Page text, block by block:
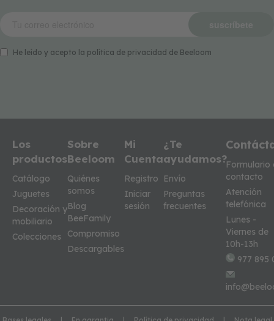
He leído y acepto la política de privacidad de Beeloom
Los
productos
Catálogo
Juguetes
Decoración y
mobiliario
Colecciones
Sobre
Beeloom
Quiénes
somos
Blog
BeeFamily
Compromiso
Descargables
Mi
Cuenta
Registro
Iniciar
sesión
¿Te
ayudamos?
Envío
Preguntas
frecuentes
Formulario
contacto
Atención
telefónica
Lunes -
Viernes de
10h-13h
977 895